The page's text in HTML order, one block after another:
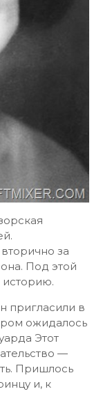
за
Под этой
пригласили в
ожидалось
Этот
—
Пришлось
и, к